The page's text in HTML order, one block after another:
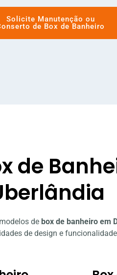
Solicite Manutenção ou
de Box de Banheiro
de
de box de banheiro em
de design e